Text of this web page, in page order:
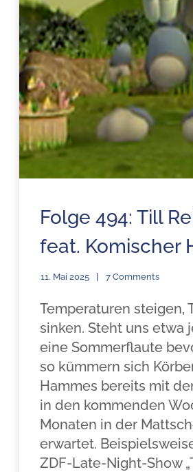
Folge 494: Till
feat. Komischer
11. Mai 2025 7 Comments
Temperaturen steigen,
sinken. Steht uns etwa
eine Sommerflaute
so kümmern sich
Hammes bereits mit
in den kommenden
Monaten in der
erwartet.
ZDF-Late-Night-Show